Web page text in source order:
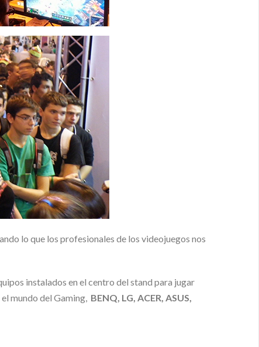
lo que los profesionales de los videojuegos nos
instalados en el centro del stand para jugar
mundo del Gaming, BENQ, LG, ACER, ASUS,